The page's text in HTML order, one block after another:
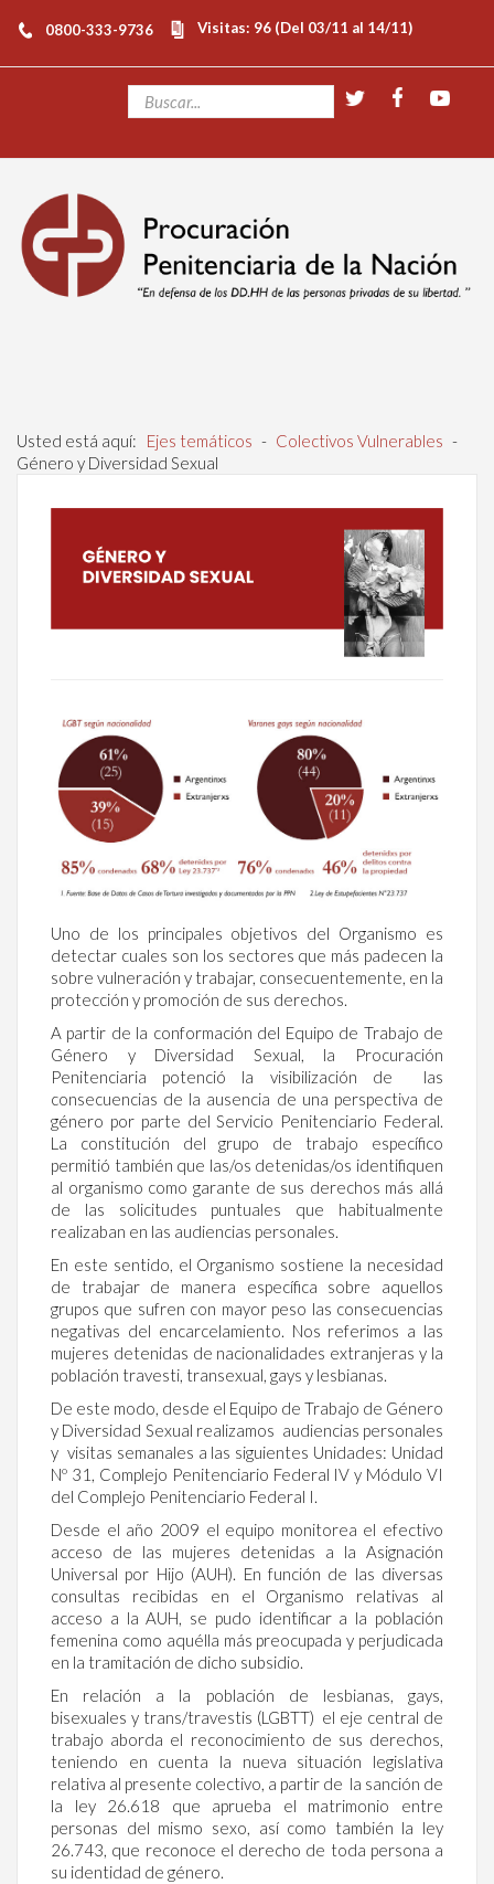
0800-333-9736 Visitas: 96 (Del 03/11 al 14/11)
Usted está aquí: Ejes temáticos - Colectivos Vulnerables -
Género y Diversidad Sexual
Uno de los principales objetivos del Organismo es
detectar cuales son los sectores que más padecen la
sobre vulneración y trabajar, consecuentemente, en la
protección y promoción de sus derechos.
A partir de la conformación del Equipo de Trabajo de
Género y Diversidad Sexual, la Procuración
Penitenciaria potenció la visibilización de las
consecuencias de la ausencia de una perspectiva de
género por parte del Servicio Penitenciario Federal.
La constitución del grupo de trabajo específico
permitió también que las/os detenidas/os identifiquen
al organismo como garante de sus derechos más allá
de las solicitudes puntuales que habitualmente
realizaban en las audiencias personales.
En este sentido, el Organismo sostiene la necesidad
de trabajar de manera específica sobre aquellos
grupos que sufren con mayor peso las consecuencias
negativas del encarcelamiento. Nos referimos a las
mujeres detenidas de nacionalidades extranjeras y la
población travesti, transexual, gays y lesbianas.
De este modo, desde el Equipo de Trabajo de Género
y Diversidad Sexual realizamos audiencias personales
y visitas semanales a las siguientes Unidades: Unidad
Nº 31, Complejo Penitenciario Federal IV y Módulo VI
del Complejo Penitenciario Federal I.
Desde el año 2009 el equipo monitorea el efectivo
acceso de las mujeres detenidas a la Asignación
Universal por Hijo (AUH). En función de las diversas
consultas recibidas en el Organismo relativas al
acceso a la AUH, se pudo identificar a la población
femenina como aquélla más preocupada y perjudicada
en la tramitación de dicho subsidio.
En relación a la población de lesbianas, gays,
bisexuales y trans/travestis (LGBTT) el eje central de
trabajo aborda el reconocimiento de sus derechos,
teniendo en cuenta la nueva situación legislativa
relativa al presente colectivo, a partir de la sanción de
la ley 26.618 que aprueba el matrimonio entre
personas del mismo sexo, así como también la ley
26.743, que reconoce el derecho de toda persona a
su identidad de género.